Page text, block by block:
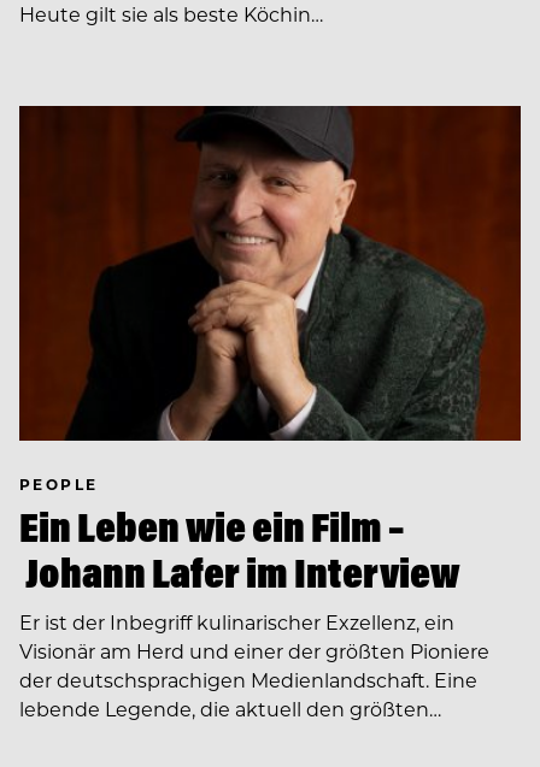
Heute gilt sie als beste Köchin…
PEOPLE
Ein Leben wie ein Film –
Johann Lafer im Interview
Er ist der Inbegriff kulinarischer Exzellenz, ein
Visionär am Herd und einer der größten Pioniere
der deutschsprachigen Medienlandschaft. Eine
lebende Legende, die aktuell den größten…